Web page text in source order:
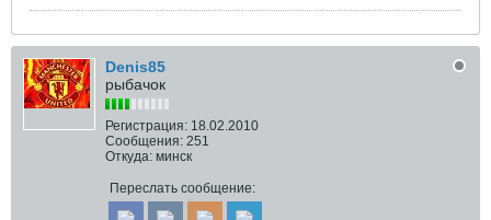
Denis85
рыбачок
Регистрация: 18.02.2010
Сообщения: 251
Откуда: минск
Переслать сообщение: